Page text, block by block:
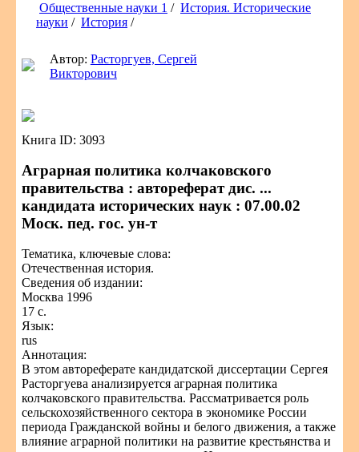
Общественные науки 1 / История. Исторические
науки / История /
Автор: Расторгуев, Сергей
Викторович
Книга ID: 3093
Аграрная политика колчаковского
правительства : автореферат дис. ...
кандидата исторических наук : 07.00.02
Моск. пед. гос. ун-т
Тематика, ключевые слова:
Отечественная история.
Сведения об издании:
Москва 1996
17 с.
Язык:
rus
Аннотация:
В этом автореферате кандидатской диссертации Сергея
Расторгуева анализируется аграрная политика
колчаковского правительства. Рассматривается роль
сельскохозяйственного сектора в экономике России
периода Гражданской войны и белого движения, а также
влияние аграрной политики на развитие крестьянства и